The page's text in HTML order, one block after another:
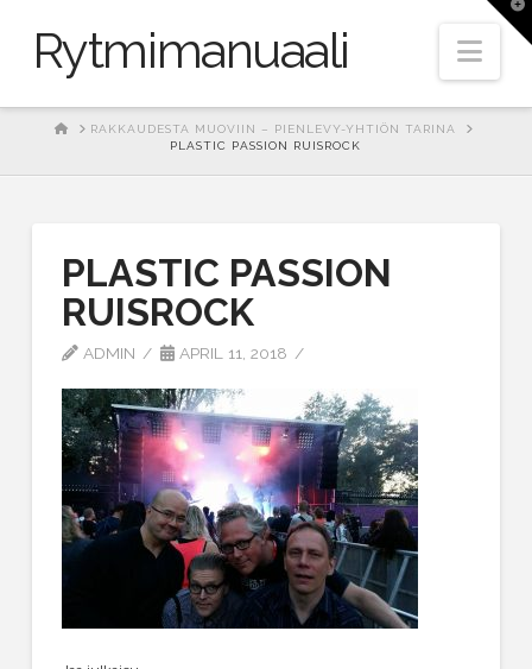
Rytmimanuaali
HOMERAKKAUDESTA MUOVIIN – PIENLEVY-YHTIÖN TARINA
PLASTIC PASSION RUISROCK
PLASTIC PASSION
RUISROCK
ADMIN APRIL 11, 2018